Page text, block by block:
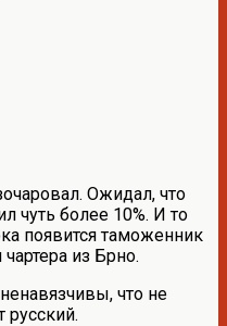
Ожидал, что
чуть более 10%. И то
появится таможенник
из Брно.
что не